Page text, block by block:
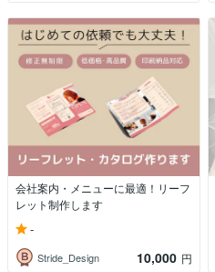
会社案内・メニューに最適！リーフ
レット制作します
-
Stride_Design 10,000 円